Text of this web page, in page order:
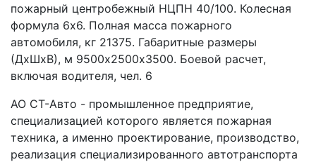
пожарный центробежный НЦПН 40/100. Колесная
формула 6х6. Полная масса пожарного
автомобиля, кг 21375. Габаритные размеры
(ДхШхВ), м 9500х2500х3500. Боевой расчет,
включая водителя, чел. 6
АО СТ-Авто - промышленное предприятие,
специализацией которого является пожарная
техника, а именно проектирование, производство,
реализация специализированного автотранспорта